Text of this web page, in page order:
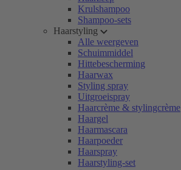
Krulshampoo
Shampoo-sets
Haarstyling
Alle weergeven
Schuimmiddel
Hittebescherming
Haarwax
Styling spray
Uitgroeispray
Haarcrème & stylingcrème
Haargel
Haarmascara
Haarpoeder
Haarspray
Haarstyling-set